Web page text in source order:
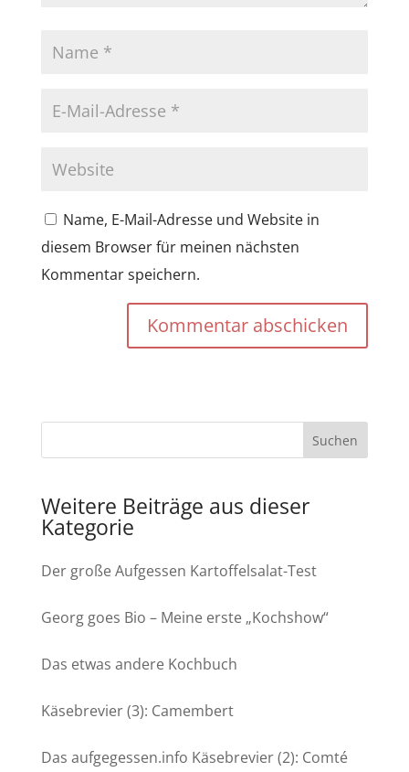
Name, E-Mail-Adresse und Website in
diesem Browser für meinen nächsten
Kommentar speichern.
Kommentar abschicken
Weitere Beiträge aus dieser
Kategorie
Der große Aufgessen Kartoffelsalat-Test
Georg goes Bio – Meine erste „Kochshow“
Das etwas andere Kochbuch
Käsebrevier (3): Camembert
Das aufgegessen.info Käsebrevier (2): Comté